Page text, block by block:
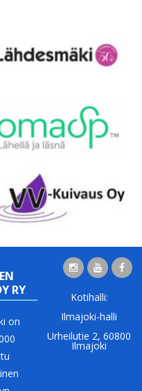
RY
on
Kotihalli:
Ilmajoki-halli
Urheilutie 2, 60800
Ilmajoki